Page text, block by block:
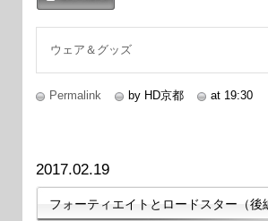
ウェア＆グッズ
Permalink by HD京都 at 19:30
2017.02.19
フォーティエイトとロードスター（後